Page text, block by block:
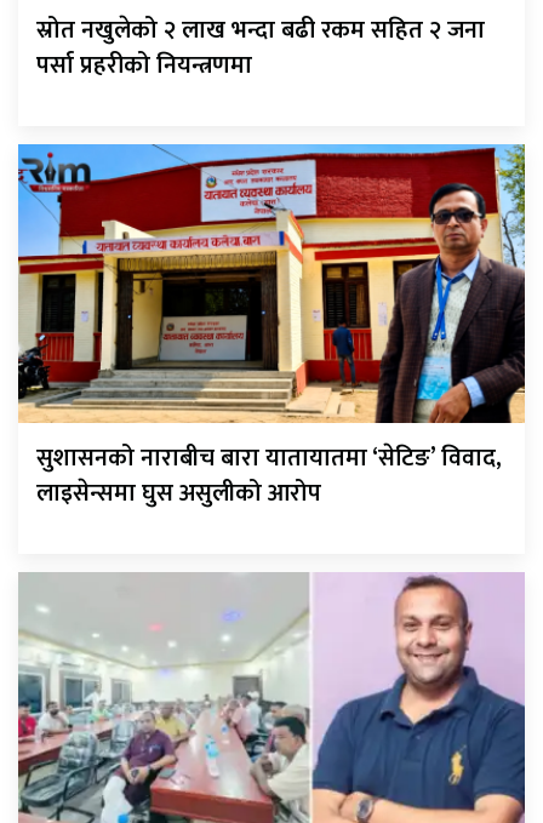
स्रोत नखुलेको २ लाख भन्दा बढी रकम सहित २ जना
पर्सा प्रहरीको नियन्त्रणमा
सुशासनको नाराबीच बारा यातायातमा ‘सेटिङ’ विवाद,
लाइसेन्समा घुस असुलीको आरोप